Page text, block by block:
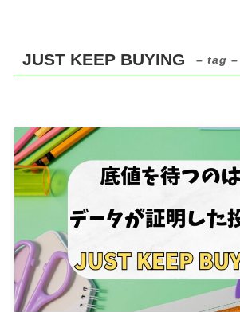
JUST KEEP BUYING – tag –